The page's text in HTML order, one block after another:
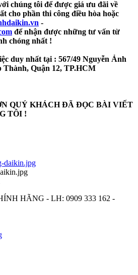
chúng tôi để được giá ưu đãi về
cho phần thi công điều hòa hoặc
-
để nhận được những tư vấn từ
chóng nhất !
duy nhất tại : 567/49 Nguyễn Ảnh
Thành, Quận 12, TP.HCM
QUÝ KHÁCH ĐÃ ĐỌC BÀI VIẾT
TÔI !
HÃNG - LH: 0909 333 162 -